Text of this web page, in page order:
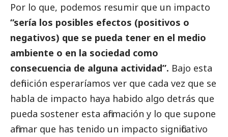
Por lo que, podemos resumir que un impacto
“sería los posibles efectos (positivos o
negativos) que se pueda tener en el medio
ambiente o en la sociedad como
consecuencia de alguna actividad”. Bajo esta
definición esperaríamos ver que cada vez que se
habla de impacto haya habido algo detrás que
pueda sostener esta afirmación y lo que supone
afirmar que has tenido un impacto significativo